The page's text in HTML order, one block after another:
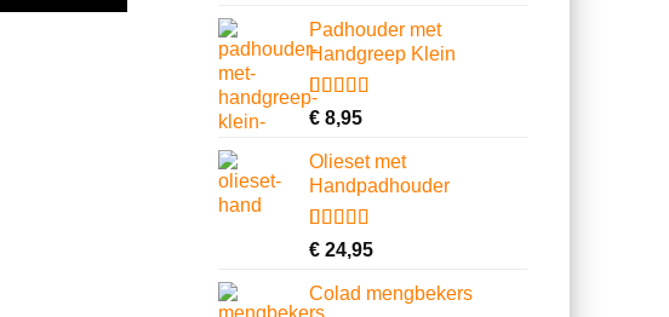
Padhouder met
Handgreep Klein
Gewaardeerd
4.00
gebaseerd
op
1
klantbeoordeling
€8,95
Olieset met
Handpadhouder
Gewaardeerd
op 5
gebaseerd
op
11
€24,95
Colad mengbekers